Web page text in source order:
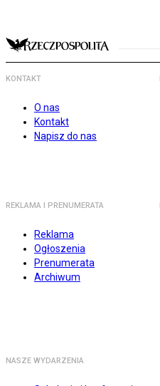
KONTAKT
O nas
Kontakt
Napisz do nas
REKLAMA I PRENUMERATA
Reklama
Ogłoszenia
Prenumerata
Archiwum
NASZE WYDARZENIA